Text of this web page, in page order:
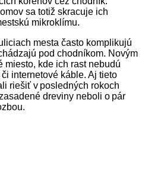
sa totiž skracuje ich
mikroklímu.
mesta často komplikujú
pod chodníkom. Novým
miesto, kde ich rast nebudú
internetové káble. Aj tieto
riešiť v posledných rokoch
dreviny neboli o pár